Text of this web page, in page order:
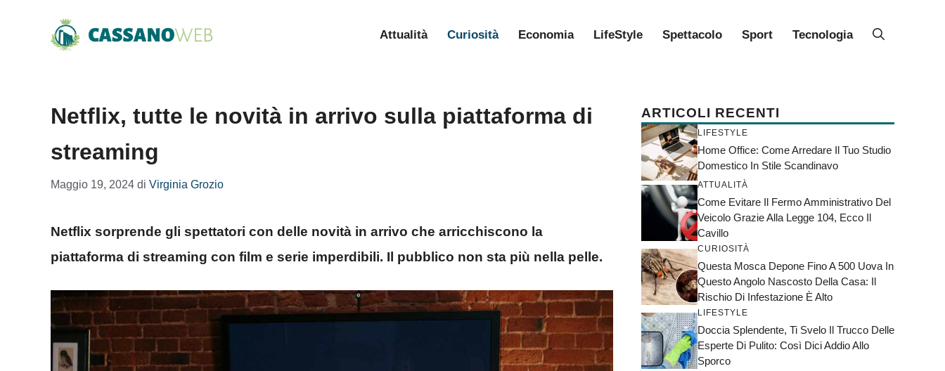
Attualità Curiosità Economia LifeStyle Spettacolo Sport Tecnologia
Netflix, tutte le novità in arrivo sulla piattaforma di
streaming
Maggio 19, 2024 di Virginia Grozio
Netflix sorprende gli spettatori con delle novità in arrivo che arricchiscono la
piattaforma di streaming con film e serie imperdibili. Il pubblico non sta più nella pelle.
ARTICOLI RECENTI
LIFESTYLE
Home Office: Come Arredare Il Tuo Studio
Domestico In Stile Scandinavo
ATTUALITÀ
Come Evitare Il Fermo Amministrativo Del
Veicolo Grazie Alla Legge 104, Ecco Il
Cavillo
CURIOSITÀ
Questa Mosca Depone Fino A 500 Uova In
Questo Angolo Nascosto Della Casa: Il
Rischio Di Infestazione È Alto
LIFESTYLE
Doccia Splendente, Ti Svelo Il Trucco Delle
Esperte Di Pulito: Così Dici Addio Allo
Sporco